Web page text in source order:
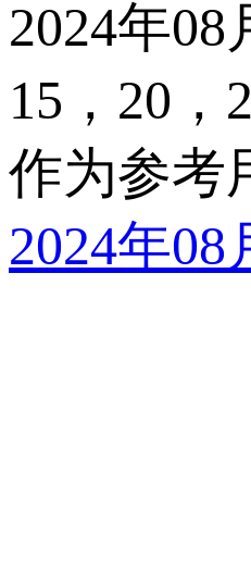
2024年
15，20，
作为参考
2024年